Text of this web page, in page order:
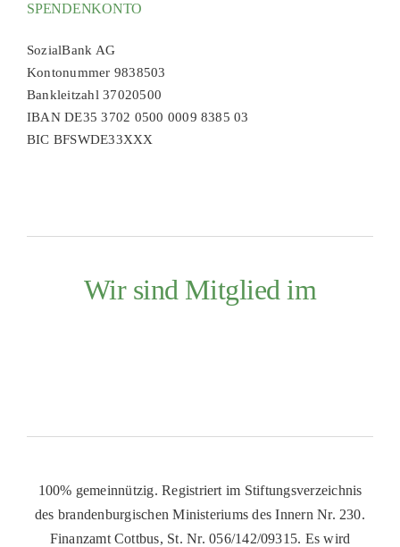
SPENDENKONTO
SozialBank AG
Kontonummer 9838503
Bankleitzahl 37020500
IBAN DE35 3702 0500 0009 8385 03
BIC BFSWDE33XXX
Wir sind Mitglied im
100% gemeinnützig. Registriert im Stiftungsverzeichnis
des brandenburgischen Ministeriums des Innern Nr. 230.
Finanzamt Cottbus, St. Nr. 056/142/09315. Es wird